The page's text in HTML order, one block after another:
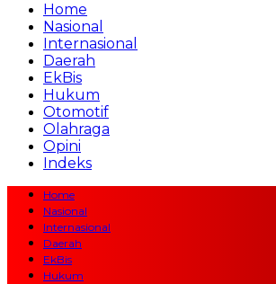
Home
Nasional
Internasional
Daerah
EkBis
Hukum
Otomotif
Olahraga
Opini
Indeks
Home
Nasional
Internasional
Daerah
EkBis
Hukum